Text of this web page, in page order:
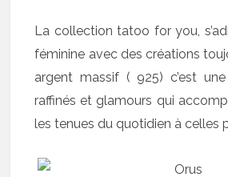
La collection tatoo for you,
féminine avec des créations
argent massif ( 925) c’est
raffinés et glamours qui
les tenues du quotidien à celles